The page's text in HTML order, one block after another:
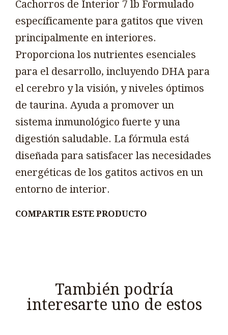
Cachorros de Interior 7 lb Formulado
específicamente para gatitos que viven
principalmente en interiores.
Proporciona los nutrientes esenciales
para el desarrollo, incluyendo DHA para
el cerebro y la visión, y niveles óptimos
de taurina. Ayuda a promover un
sistema inmunológico fuerte y una
digestión saludable. La fórmula está
diseñada para satisfacer las necesidades
energéticas de los gatitos activos en un
entorno de interior.
COMPARTIR ESTE PRODUCTO
También podría
interesarte uno de estos